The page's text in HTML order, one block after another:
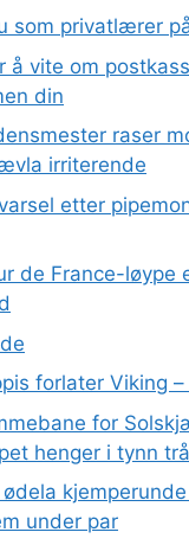
som privatlærer
å vite om
din
raser
irriterende
etter
de France-løype
forlater Viking
for
henger i tynn
under par